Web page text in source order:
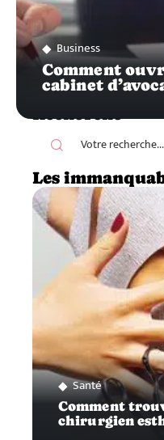
Business
Comment
cabinet
Recherche
Les
Santé
Comment
chirurgien